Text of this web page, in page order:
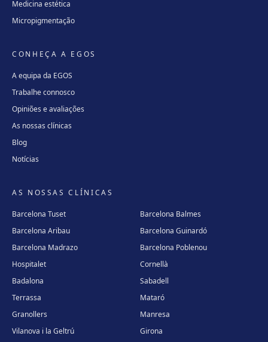
Medicina estética
Micropigmentação
CONHEÇA A EGOS
A equipa da EGOS
Trabalhe connosco
Opiniões e avaliações
As nossas clínicas
Blog
Notícias
AS NOSSAS CLÍNICAS
Barcelona Tuset
Barcelona Balmes
Barcelona Aribau
Barcelona Guinardó
Barcelona Madrazo
Barcelona Poblenou
Hospitalet
Cornellà
Badalona
Sabadell
Terrassa
Mataró
Granollers
Manresa
Vilanova i la Geltrú
Girona